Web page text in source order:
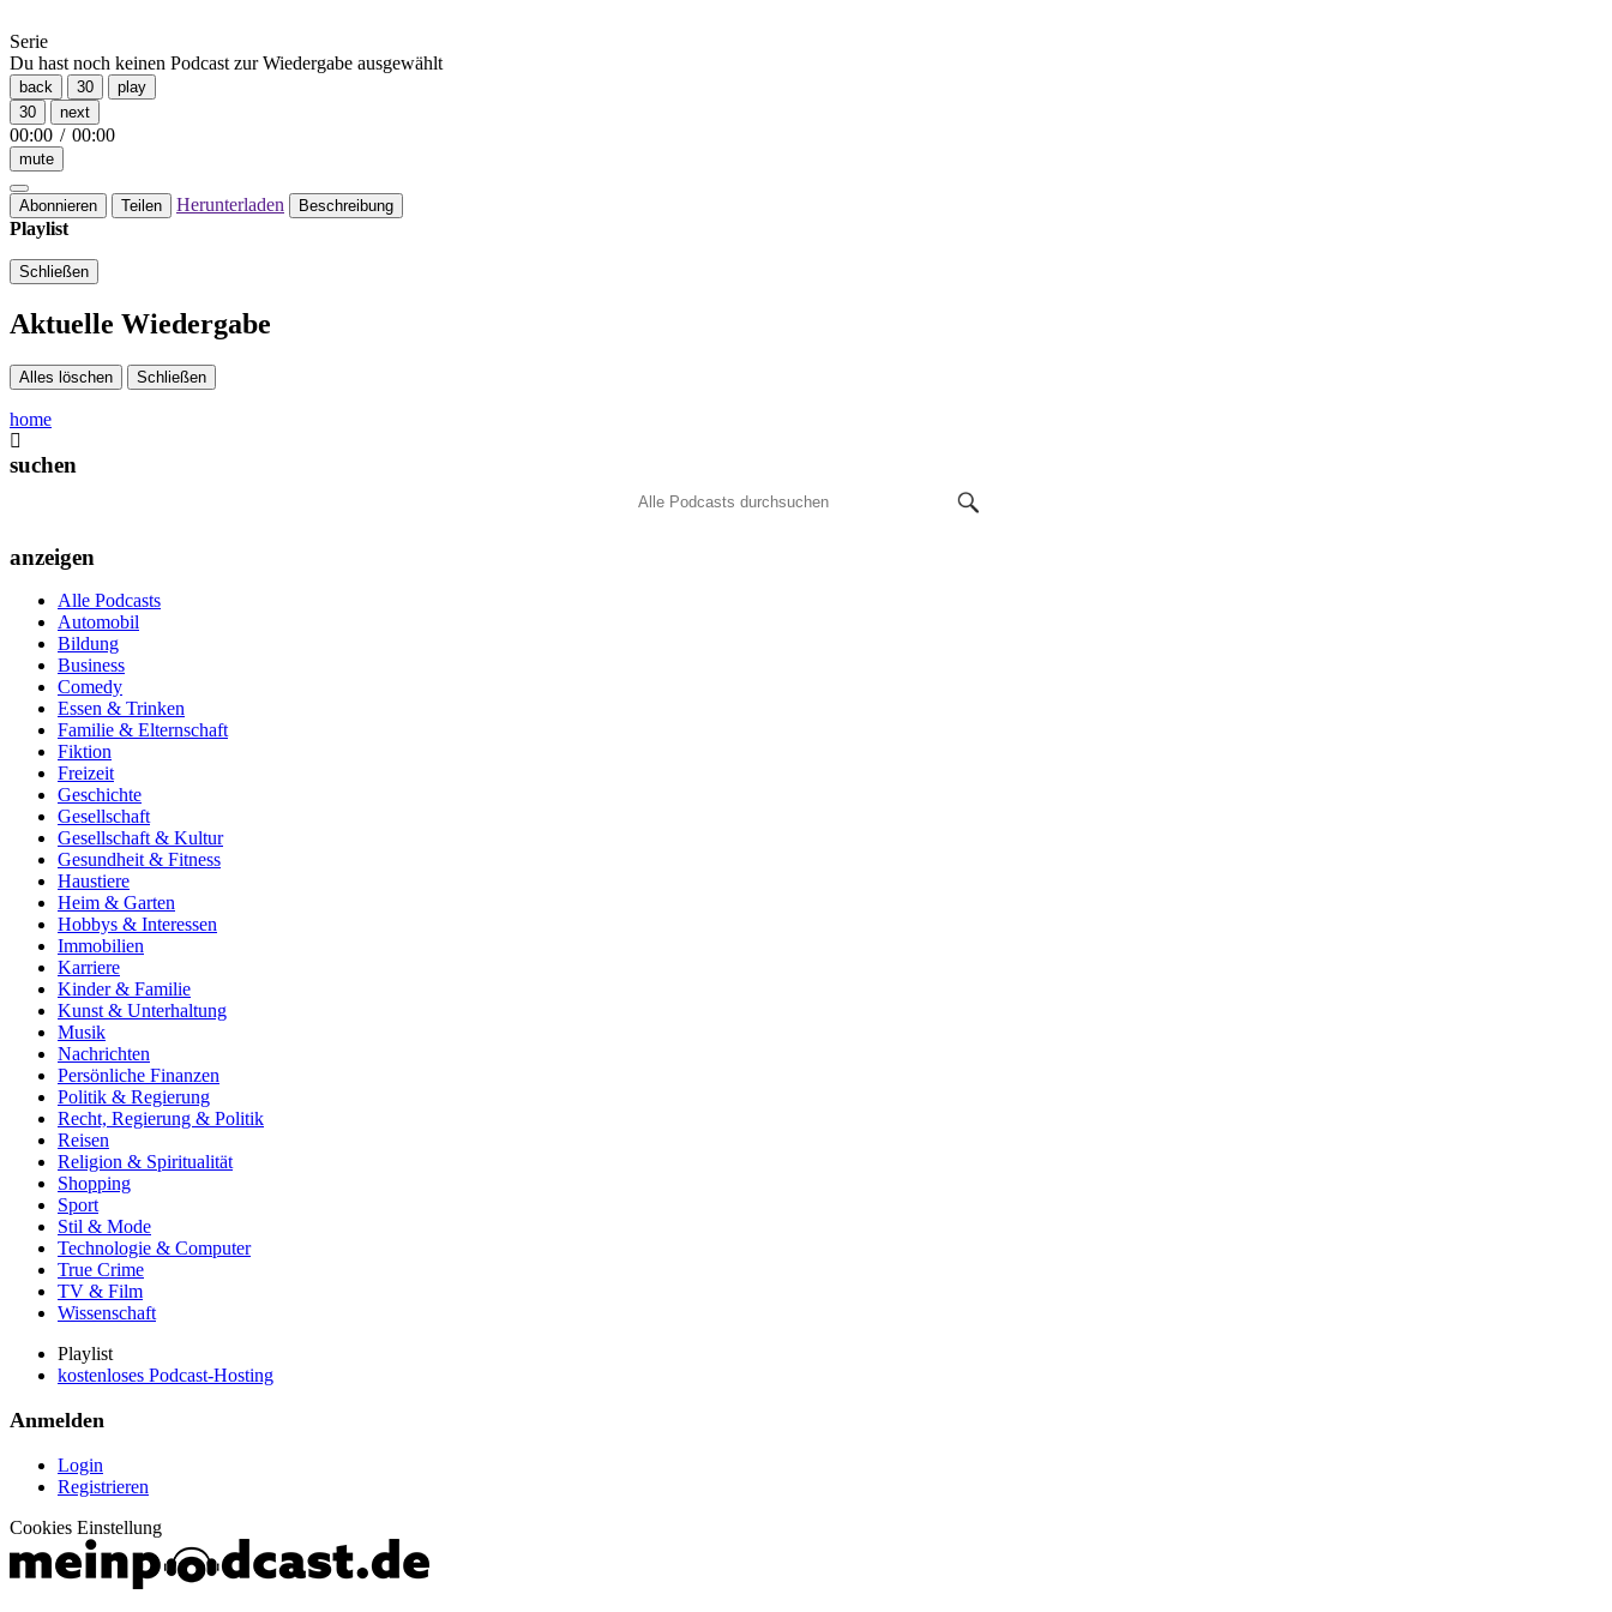
Serie
Du hast noch keinen Podcast zur Wiedergabe ausgewählt
back 30
play
30
next
00:00 / 00:00
mute
Abonnieren Teilen Herunterladen Beschreibung
Playlist
Schließen
Aktuelle Wiedergabe
Alles löschen Schließen
home
suchen
anzeigen
Alle Podcasts
Automobil
Bildung
Business
Comedy
Essen & Trinken
Familie & Elternschaft
Fiktion
Freizeit
Geschichte
Gesellschaft
Gesellschaft & Kultur
Gesundheit & Fitness
Haustiere
Heim & Garten
Hobbys & Interessen
Immobilien
Karriere
Kinder & Familie
Kunst & Unterhaltung
Musik
Nachrichten
Persönliche Finanzen
Politik & Regierung
Recht, Regierung & Politik
Reisen
Religion & Spiritualität
Shopping
Sport
Stil & Mode
Technologie & Computer
True Crime
TV & Film
Wissenschaft
Playlist
kostenloses Podcast-Hosting
Anmelden
Login
Registrieren
Cookies Einstellung